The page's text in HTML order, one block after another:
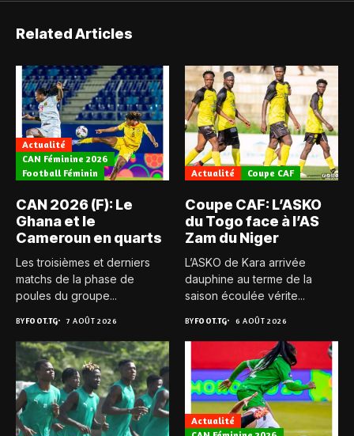
Related Articles
Actualité
CAN Féminine 2026
Football Féminin
CAN 2026 (F): Le
Ghana et le
Cameroun en quarts
Les troisièmes et derniers
matchs de la phase de
poules du groupe...
BYFOOT.TG 7 AOÛT 2026
Actualité Coupe CAF
Coupe CAF: L’ASKO
du Togo face à l’AS
Zam du Niger
L’ASKO de Kara arrivée
dauphine au terme de la
saison écoulée vérite...
BYFOOT.TG 6 AOÛT 2026
Actualité